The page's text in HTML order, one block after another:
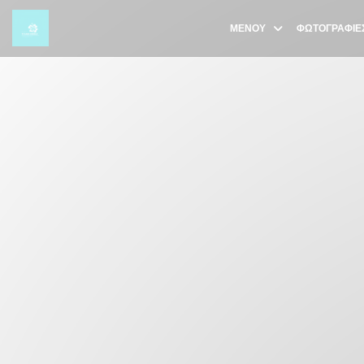
Πίνακας διαχείρισης "Μπισκότων" (Cookies)
ΜΕΝΟΎ